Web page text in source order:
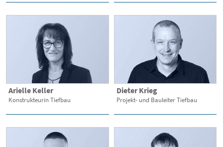
Arielle Keller
Konstrukteurin Tiefbau
Dieter Krieg
Projekt- und Bauleiter Tiefbau